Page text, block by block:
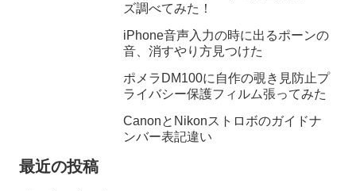
ズ調べてみた！
iPhone音声入力の時に出るポーンの
音、消すやり方見つけた
ポメラDM100に自作の覗き見防止プ
ライバシー保護フィルム張ってみた
CanonとNikonストロボのガイドナ
ンバー表記違い
最近の投稿